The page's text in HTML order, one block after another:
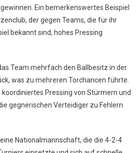
Ein bemerkenswertes Beispiel
der gegen Teams, die für ihr
bekannt sind, hohes Pressing
Team mehrfach den Ballbesitz in der
was zu mehreren Torchancen führte.
Pressing von Stürmern und
gegnerischen Verteidiger zu Fehlern
Nationalmannschaft, die die 4-2-4